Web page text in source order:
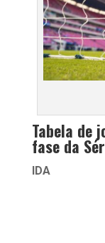
Tabela de
fase da
IDA